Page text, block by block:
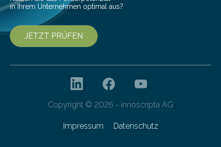
in Ihrem Unternehmen optimal aus?
JETZT PRÜFEN
Copyright © 2026 - innoscripta AG
Impressum Datenschutz